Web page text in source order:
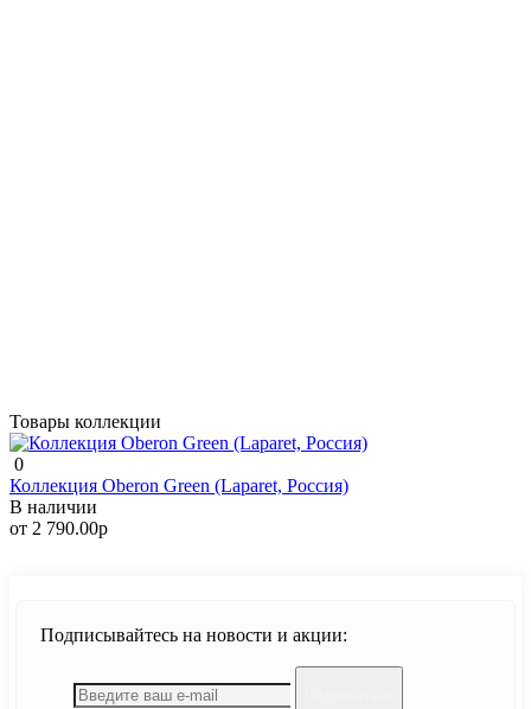
Товары коллекции
0
Коллекция Oberon Green (Laparet, Россия)
В наличии
от 2 790.00р
Подписывайтесь на новости и акции: